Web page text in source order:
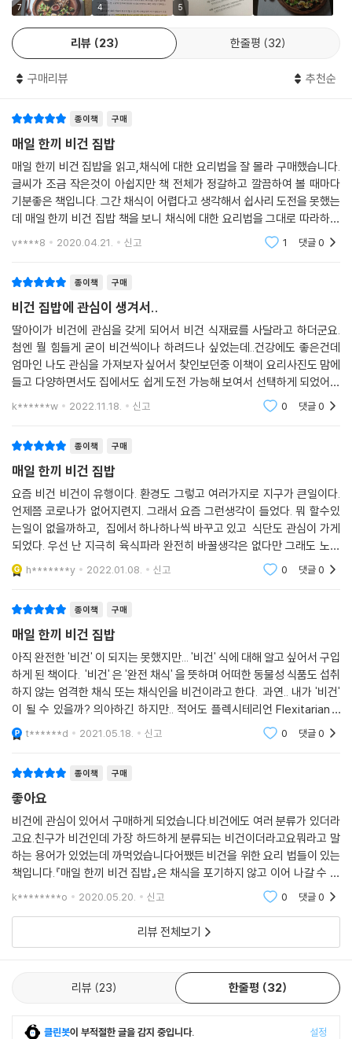
브로콜리템페볶음밥+연두붓국+셀러리장아찌
28일 | 속 편한 음식이 생각날 때, 검은깨죽정식 ㆍ 212
검은깨죽+세발나물무침+보라무물김치
브루스케타+가스파초+적양배추발사믹볶음
나시고렝+템페캐슈너트채소볶음+당귀샐러드
31일 | 고기패티보다 더 맛있는, 템페버거세트 ㆍ 224
템페버거+웨지감자구이+콘샐러드
Bonus. 비건에 대해 궁금한 것들 ㆍ 228
#홈메이드 소스와 치즈... 어디에서도 찾기 힘든 비건 소스 레시피
#플레이팅과 도시락 싸는 법 등 팁 공개
#두부, 이색 곡물, 템페 등 비건 식재료의 다채로운 활용법
7 4 5
리뷰 23 한줄평 32
구매리뷰 추천순
종이책 구매
매일 한끼 비건 집밥
매일 한끼 비건 집밥을 읽고,채식에 대한 요리법을 잘 몰라 구매했습니다.
글씨가 조금 작은것이 아쉽지만 책 전체가 정갈하고 깔끔하여 볼 때마다
기분좋은 책입니다. 그간 채식이 어렵다고 생각해서 쉽사리 도전을 못했는
데 매일 한끼 비건 집밥 책을 보니 채식에 대한 요리법을 그대로 따라하기
만 하면 될 것 같습니다. 채식으로 바꿈으로써 모두가 건강해지길 소망합
v****8 2020.04.21. 신고 1 댓글0
종이책 구매
비건 집밥에 관심이 생겨서..
딸아이가 비건에 관심을 갖게 되어서 비건 식재료를 사달라고 하더군요.
첨엔 뭘 힘들게 굳이 비건씩이나 하려드나 싶었는데..건강에도 좋은건데
엄마인 나도 관심을 가져보자 싶어서 찾인보던중 이책이 요리사진도 맘에
들고 다양하면서도 집에서도 쉽게 도전 가능해 보여서 선택하게 되었어요
아쉽게도 한두가지 밖에 시도해보진 못했습니다만..그래도 요리 아이디어
k******w 2022.11.18. 신고 0 댓글0
종이책 구매
매일 한끼 비건 집밥
요즘 비건 비건이 유행이다. 환경도 그렇고 여러가지로 지구가 큰일이다.
언제쯤 코로나가 없어지련지. 그래서 요즘 그런생각이 들었다. 뭐 할수있
는일이 없을까하고, 집에서 하나하나씩 바꾸고 있고 식단도 관심이 가게
되었다. 우선 난 지극히 육식파라 완전히 바꿀생각은 없다만 그래도 노력
은 좀 해보고 관심을 가져야할거같아서 책을 구매하게되었다. 검색해보니
많은 책들이
h*******y 2022.01.08. 신고 0 댓글0
종이책 구매
매일 한끼 비건 집밥
아직 완전한 '비건' 이 되지는 못했지만... '비건' 식에 대해 알고 싶어서 구입
하게 된 책이다. '비건' 은 '완전 채식' 을 뜻하며 어떠한 동물성 식품도 섭취
하지 않는 엄격한 채식 또는 채식인을 비건이라고 한다. 과연.. 내가 '비건'
이 될 수 있을까? 의아하긴 하지만.. 적어도 플렉시테리언 Flexitarian -
기본적으로 채식을 하지만 때떄로 육식을 먹는 것- 으로 방향을 잡아 식
t******d 2021.05.18. 신고 0 댓글0
종이책 구매
좋아요
비건에 관심이 있어서 구매하게 되었습니다.비건에도 여러 분류가 있더라
고요.친구가 비건인데 가장 하드하게 분류되는 비건이더라고요뭐라고 말
하는 용어가 있었는데 까먹었습니다어쨌든 비건을 위한 요리 법들이 있는
책입니다.『매일 한끼 비건 집밥』은 채식을 포기하지 않고 이어 나갈 수 있
게 도와주는 요리책이다. 채식을 하기로 마음 먹고 직접 요리를 하다 보면
k********o 2020.05.20. 신고 0 댓글0
리뷰 전체보기
리뷰 23 한줄평 32
클린봇이 부적절한 글을 감지 중입니다. 설정